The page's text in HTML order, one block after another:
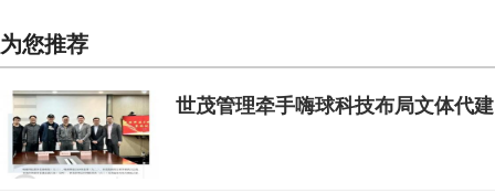
为您推荐
世茂管理牵手嗨球科技布局文体代建